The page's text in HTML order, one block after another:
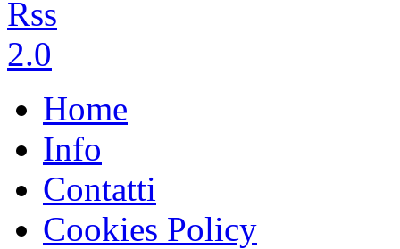
Home
Info
Contatti
Cookies Policy